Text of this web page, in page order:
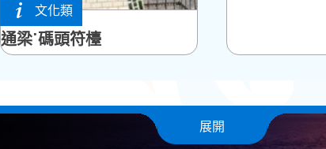
文化類
白沙鄉
通梁˙碼頭符檯
展開